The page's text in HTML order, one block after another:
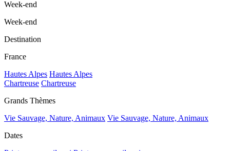
Week-end
Week-end
Destination
France
Hautes Alpes Hautes Alpes
Chartreuse Chartreuse
Grands Thèmes
Vie Sauvage, Nature, Animaux Vie Sauvage, Nature, Animaux
Dates